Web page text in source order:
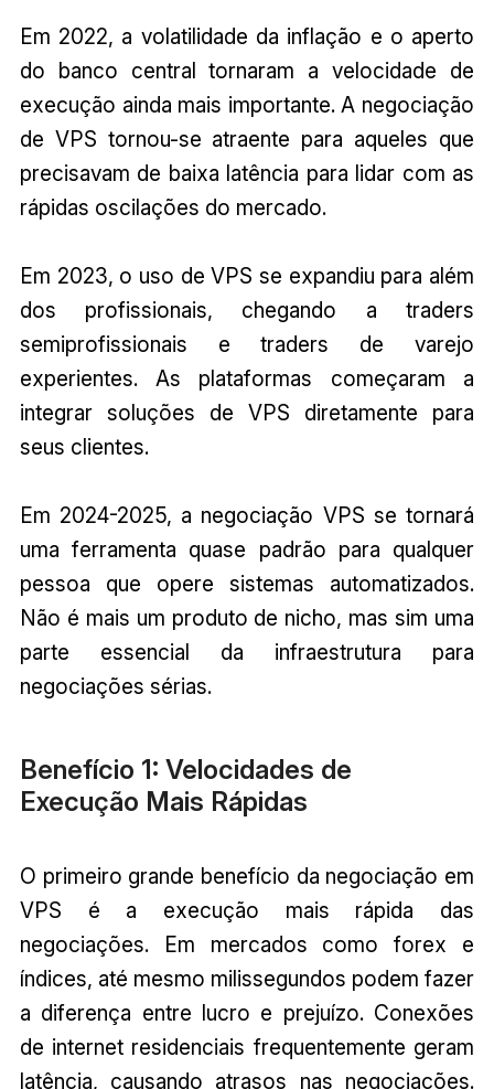
Em 2022, a volatilidade da inflação e o aperto
do banco central tornaram a velocidade de
execução ainda mais importante. A negociação
de VPS tornou-se atraente para aqueles que
precisavam de baixa latência para lidar com as
rápidas oscilações do mercado.
Em 2023, o uso de VPS se expandiu para além
dos profissionais, chegando a traders
semiprofissionais e traders de varejo
experientes. As plataformas começaram a
integrar soluções de VPS diretamente para
seus clientes.
Em 2024-2025, a negociação VPS se tornará
uma ferramenta quase padrão para qualquer
pessoa que opere sistemas automatizados.
Não é mais um produto de nicho, mas sim uma
parte essencial da infraestrutura para
negociações sérias.
Benefício 1: Velocidades de
Execução Mais Rápidas
O primeiro grande benefício da negociação em
VPS é a execução mais rápida das
negociações. Em mercados como forex e
índices, até mesmo milissegundos podem fazer
a diferença entre lucro e prejuízo. Conexões
de internet residenciais frequentemente geram
latência, causando atrasos nas negociações.